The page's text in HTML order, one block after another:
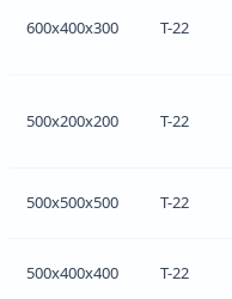
600x400x300 Т-22
500x200x200 Т-22
500x500x500 Т-22
500x400x400 Т-22